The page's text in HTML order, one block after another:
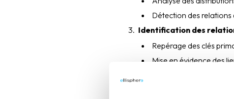
Détection des relations
Identification des
Repérage des clés
Mise en évidence des